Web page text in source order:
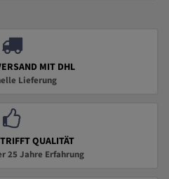
MIT DHL
Lieferung
QUALITÄT
25 Jahre Erfahrung